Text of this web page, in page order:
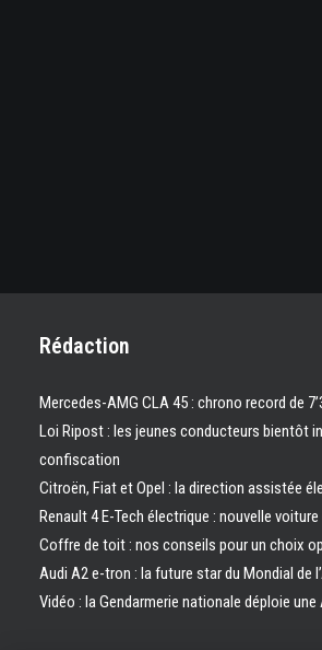
Rédaction
Mercedes-AMG CLA 45 : chrono record de
Loi Ripost : les jeunes conducteurs bientôt
confiscation
Citroën, Fiat et Opel : la direction assistée
Renault 4 E-Tech électrique : nouvelle
Coffre de toit : nos conseils pour un choix
Audi A2 e-tron : la future star du Mondial de
Vidéo : la Gendarmerie nationale déploie